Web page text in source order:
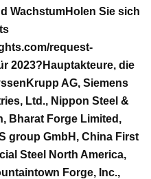
WachstumHolen Sie sich
request-
2023? Hauptakteure, die
AG, Siemens
Ltd., Nippon Steel &
Bharat Forge Limited,
group GmbH, China First
Steel North America,
Forge, Inc.,